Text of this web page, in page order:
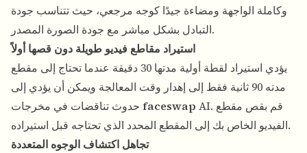
وكاملة الواجهة ومضاءة جيدًا كوجه مرجعي، حيث تتناسب جودة
التبادل بشكل مباشر مع جودة الصورة المصدر.
استيراد مقاطع فيديو طويلة دون قصها أولاً
يؤدي استيراد لقطة أولية مدتها 30 دقيقة عندما تحتاج إلى مقطع
مدته 90 ثانية فقط إلى إهدار وقت المعالجة ويمكن أن يؤدي إلى
faceswap AI. قم بقص مقطع
الفيديو الخاص بك إلى المقطع المحدد الذي تحتاجه قبل استيراده.
تجاهل اكتشاف الوجوه المتعددة